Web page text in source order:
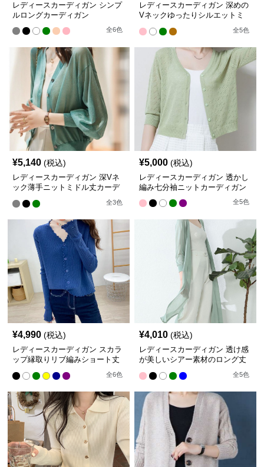
レディースカーディガン シンプ
ルロングカーディガン
全6色
レディースカーディガン 深めの
Vネックゆったりシルエットミ
全5色
¥5,140 (税込)
レディースカーディガン 深Vネ
ック薄手ニットミドル丈カーデ
全3色
¥5,000 (税込)
レディースカーディガン 透かし
編み七分袖ニットカーディガン
全5色
¥4,990 (税込)
レディースカーディガン スカラ
ップ縁取りリブ編みショート丈
全6色
¥4,010 (税込)
レディースカーディガン 透け感
が美しいシアー素材のロング丈
全5色